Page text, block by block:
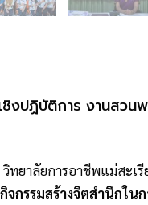
งปฏิบัติการ งานสวน
ทยาลัยการอาชีพแม่สะเ
กรรมสร้างจิตสำนึกใน